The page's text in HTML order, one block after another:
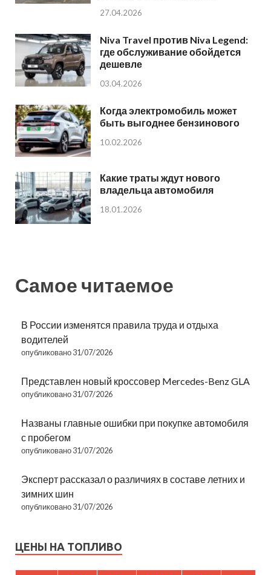
27.04.2026
Niva Travel против Niva Legend:
где обслуживание обойдется
дешевле
03.04.2026
Когда электромобиль может
быть выгоднее бензинового
10.02.2026
Какие траты ждут нового
владельца автомобиля
18.01.2026
Самое читаемое
В России изменятся правила труда и отдыха
водителей
опубликовано 31/07/2026
Представлен новый кроссовер Mercedes-Benz GLA
опубликовано 31/07/2026
Названы главные ошибки при покупке автомобиля
с пробегом
опубликовано 31/07/2026
Эксперт рассказал о различиях в составе летних и
зимних шин
опубликовано 31/07/2026
ЦЕНЫ НА ТОПЛИВО